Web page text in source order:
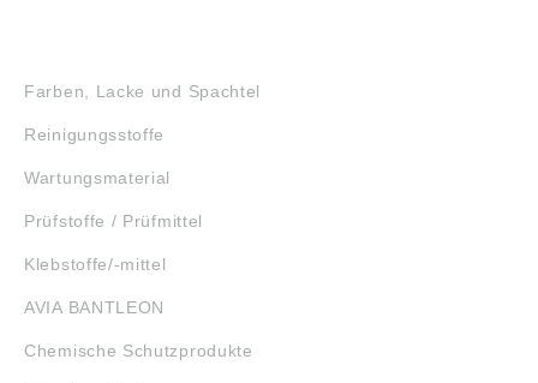
Farben, Lacke und Spachtel
Reinigungsstoffe
Wartungsmaterial
Prüfstoffe / Prüfmittel
Klebstoffe/-mittel
AVIA BANTLEON
Chemische Schutzprodukte